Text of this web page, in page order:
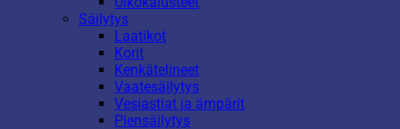
Säilytys
Laatikot
Korit
Kenkätelineet
Vaatesäilytys
Vesiastiat ja ämpärit
Piensäilytys